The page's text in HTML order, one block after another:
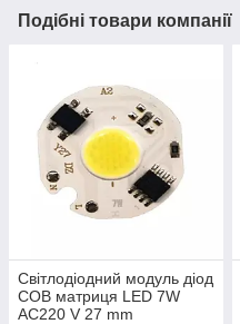
Подібні товари компанії
Світлодіодний модуль діод
COB матриця LED 7W
AC220 V 27 mm